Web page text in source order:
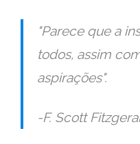
"Parece que a
todos, assim
aspirações".
-F. Scott